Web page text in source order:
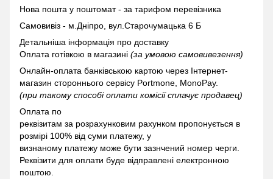
Нова пошта у поштомат - за тарифом перевізника
Самовивіз - м.Дніпро, вул.Старочумацька 6 Б
Детальніша інформація про доставку
Оплата готівкою в магазині (за умовою самовивезення)
Онлайн-оплата банківською картою через Інтернет-
магазин стороннього сервісу Portmone, MonoPay.
(при такому способі оплати комісії сплачує продавец)
Оплата по
реквізитам за розрахунковим рахунком пропонується в
розмірі 100% від суми платежу, у
визнаному платежу може бути зазнчений номер черги.
Реквізити для оплати буде відправлені електронною
поштою.